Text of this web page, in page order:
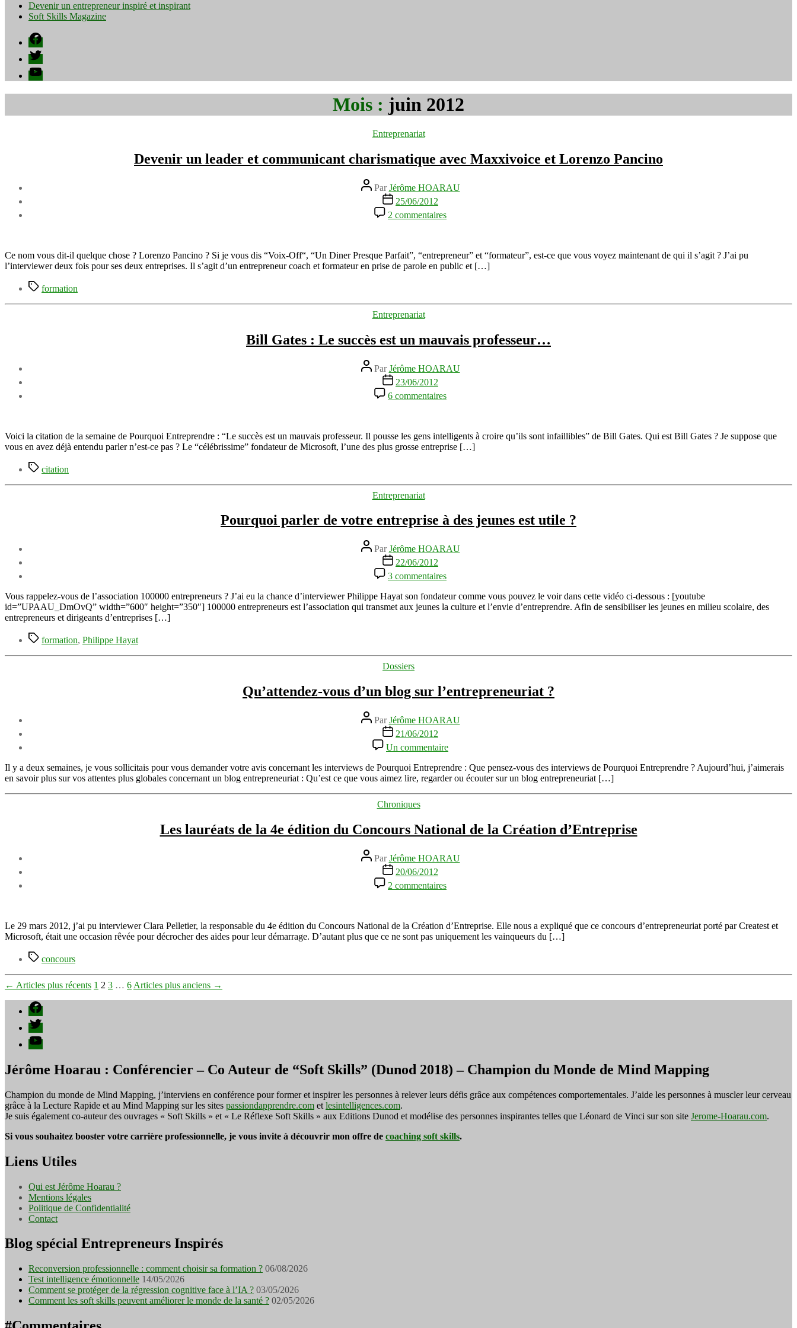
Devenir un entrepreneur inspiré et inspirant
Soft Skills Magazine
Facebook
Twitter
YouTube
Mois : juin 2012
Catégories
Entreprenariat
Devenir un leader et communicant charismatique avec Maxxivoice et Lorenzo Pancino
Auteur
de
l’article
ParJérôme HOARAU
Date
de
l’article
25/06/2012
2 commentaires
Devenir
et
communicant
et
Ce nom vous dit-il quelque chose ? Lorenzo Pancino ? Si je vous dis “Voix-Off“, “Un Diner Presque Parfait”, “entrepreneur” et “formateur”, est-ce que vous voyez maintenant de qui il s’agit ? J’ai pu
l’interviewer deux fois pour ses deux entreprises. Il s’agit d’un entrepreneur coach et formateur en prise de parole en public et […]
Étiquettes
formation
Catégories
Entreprenariat
Bill Gates : Le succès est un mauvais professeur…
Auteur
de
l’article
ParJérôme HOARAU
Date
de
l’article
23/06/2012
6 commentaires
Bill
Le
succès
professeur…
Voici la citation de la semaine de Pourquoi Entreprendre : “Le succès est un mauvais professeur. Il pousse les gens intelligents à croire qu’ils sont infaillibles” de Bill Gates. Qui est Bill Gates ? Je suppose que
vous en avez déjà entendu parler n’est-ce pas ? Le “célébrissime” fondateur de Microsoft, l’une des plus grosse entreprise […]
Étiquettes
citation
Catégories
Entreprenariat
Pourquoi parler de votre entreprise à des jeunes est utile ?
Auteur
de
l’article
ParJérôme HOARAU
Date
de
l’article
22/06/2012
3 commentaires
Pourquoi
parler
de
jeunes
?
Vous rappelez-vous de l’association 100000 entrepreneurs ? J’ai eu la chance d’interviewer Philippe Hayat son fondateur comme vous pouvez le voir dans cette vidéo ci-dessous : [youtube
id=”UPAAU_DmOvQ” width=”600″ height=”350″] 100000 entrepreneurs est l’association qui transmet aux jeunes la culture et l’envie d’entreprendre. Afin de sensibiliser les jeunes en milieu scolaire, des
entrepreneurs et dirigeants d’entreprises […]
Étiquettes
formation, Philippe Hayat
Catégories
Dossiers
Qu’attendez-vous d’un blog sur l’entrepreneuriat ?
Auteur
de
l’article
ParJérôme HOARAU
Date
de
l’article
21/06/2012
Un commentaire
Qu’attendez-
vous
d’un
sur
Il y a deux semaines, je vous sollicitais pour vous demander votre avis concernant les interviews de Pourquoi Entreprendre : Que pensez-vous des interviews de Pourquoi Entreprendre ? Aujourd’hui, j’aimerais
en savoir plus sur vos attentes plus globales concernant un blog entrepreneuriat : Qu’est ce que vous aimez lire, regarder ou écouter sur un blog entrepreneuriat […]
Catégories
Chroniques
Les lauréats de la 4e édition du Concours National de la Création d’Entreprise
Auteur
de
l’article
ParJérôme HOARAU
Date
de
l’article
20/06/2012
2 commentaires
Les
la
4e
National
la
Le 29 mars 2012, j’ai pu interviewer Clara Pelletier, la responsable du 4e édition du Concours National de la Création d’Entreprise. Elle nous a expliqué que ce concours d’entrepreneuriat porté par Createst et
Microsoft, était une occasion rêvée pour décrocher des aides pour leur démarrage. D’autant plus que ce ne sont pas uniquement les vainqueurs du […]
Étiquettes
concours
Pagination
des
publications
← Articles plus récents 1 2 3 … 6 Articles plus anciens →
Facebook
Twitter
YouTube
Jérôme Hoarau : Conférencier – Co Auteur de “Soft Skills” (Dunod 2018) – Champion du Monde de Mind Mapping
Champion du monde de Mind Mapping, j’interviens en conférence pour former et inspirer les personnes à relever leurs défis grâce aux compétences comportementales. J’aide les personnes à muscler leur cerveau
grâce à la Lecture Rapide et au Mind Mapping sur les sites passiondapprendre.com et lesintelligences.com.
Je suis également co-auteur des ouvrages « Soft Skills » et « Le Réflexe Soft Skills » aux Editions Dunod et modélise des personnes inspirantes telles que Léonard de Vinci sur son site Jerome-Hoarau.com.
Si vous souhaitez booster votre carrière professionnelle, je vous invite à découvrir mon offre de coaching soft skills.
Liens Utiles
Qui est Jérôme Hoarau ?
Mentions légales
Politique de Confidentialité
Contact
Blog spécial Entrepreneurs Inspirés
Reconversion professionnelle : comment choisir sa formation ? 06/08/2026
Test intelligence émotionnelle 14/05/2026
Comment se protéger de la régression cognitive face à l’IA ? 03/05/2026
Comment les soft skills peuvent améliorer le monde de la santé ? 02/05/2026